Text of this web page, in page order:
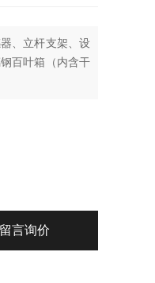
、立杆支架、设
百叶箱（内含干
留言询价